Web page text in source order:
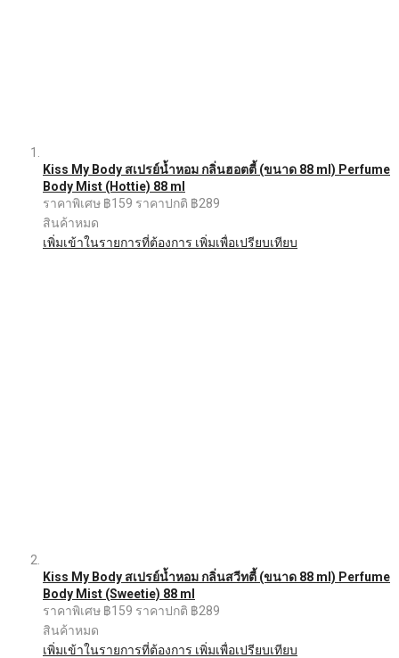
Kiss My Body สเปรย์น้ำหอม กลิ่นฮอตตี้ (ขนาด 88 ml) Perfume
Body Mist (Hottie) 88 ml
ราคาพิเศษ ฿159 ราคาปกติ ฿289
สินค้าหมด
เพิ่มเข้าในรายการที่ต้องการ เพิ่มเพื่อเปรียบเทียบ
Kiss My Body สเปรย์น้ำหอม กลิ่นสวีทตี้ (ขนาด 88 ml) Perfume
Body Mist (Sweetie) 88 ml
ราคาพิเศษ ฿159 ราคาปกติ ฿289
สินค้าหมด
เพิ่มเข้าในรายการที่ต้องการ เพิ่มเพื่อเปรียบเทียบ